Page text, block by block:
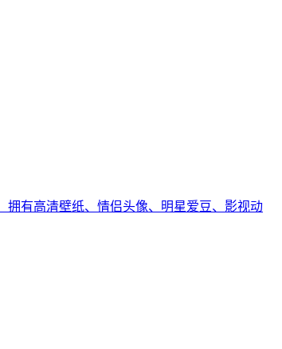
有高清壁纸、情侣头像、明星爱豆、影视动